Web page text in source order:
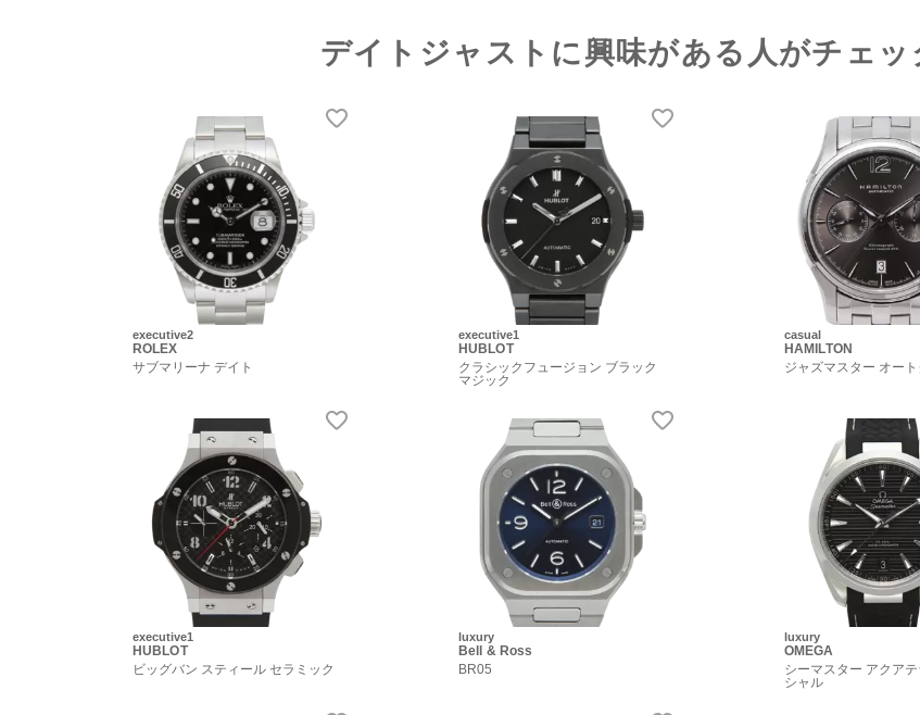
デイトジャストに興味がある人がチェ
executive2
ROLEX
サブマリーナ デイト
executive1
HUBLOT
クラシックフュージョン ブラック
マジック
casual
HAMILTON
ジャズマスター オート
executive1
HUBLOT
ビッグバン スティール セラミック
luxury
Bell & Ross
BR05
luxury
OMEGA
シーマスター アクア
シャル